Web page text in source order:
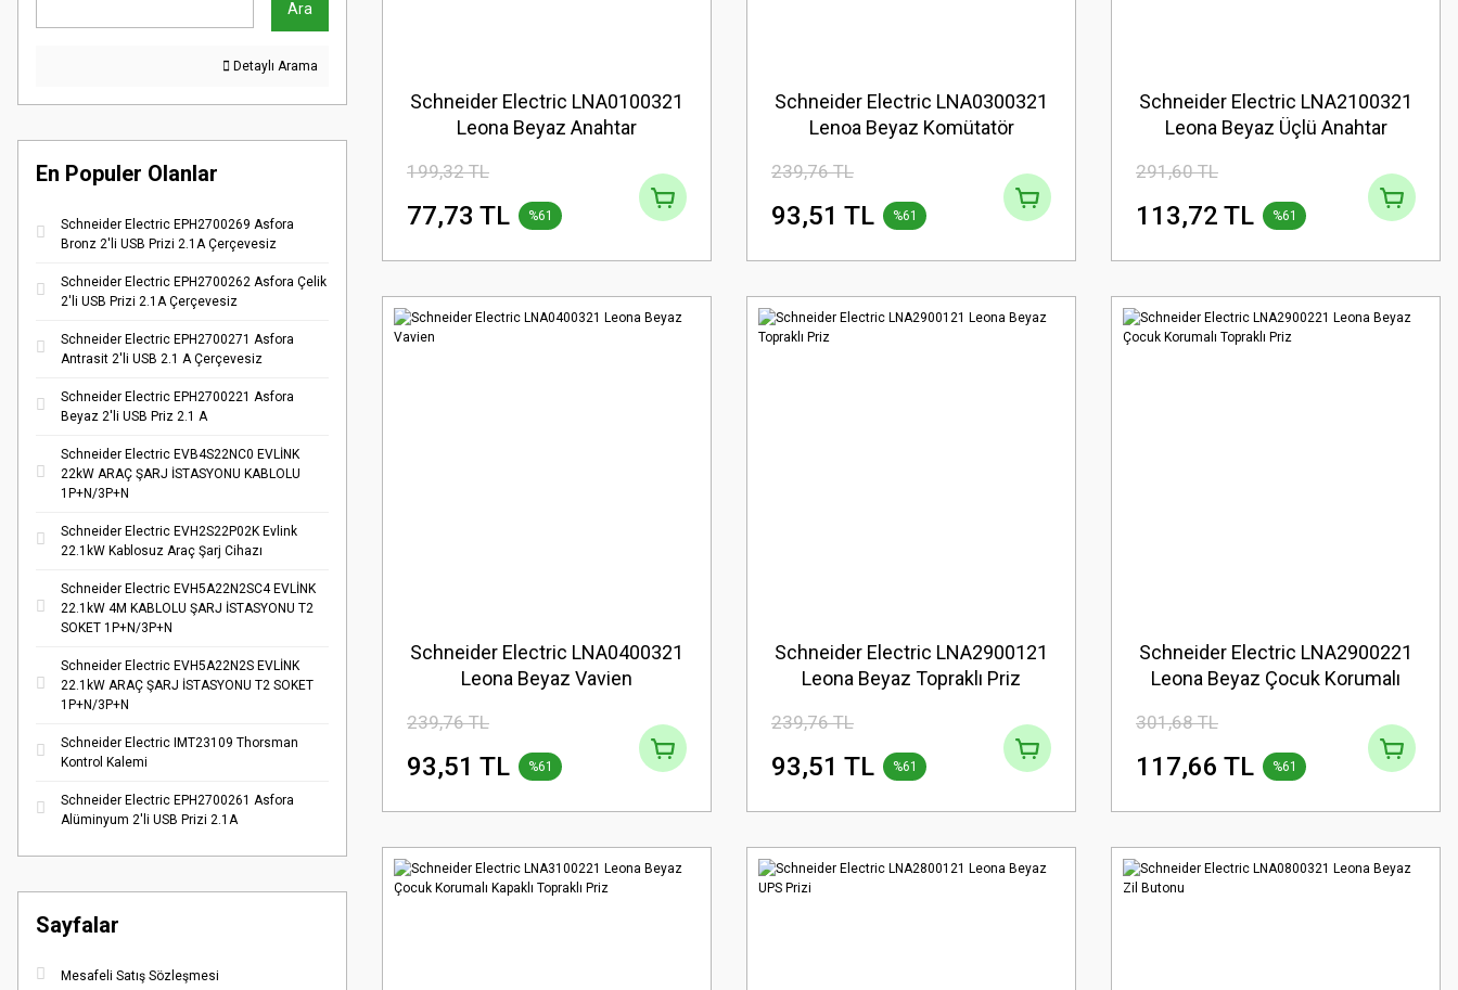
Ara
Detaylı Arama
En Populer Olanlar
Schneider Electric EPH2700269 Asfora
Bronz 2'li USB Prizi 2.1A Çerçevesiz
Schneider Electric EPH2700262 Asfora Çelik
2'li USB Prizi 2.1A Çerçevesiz
Schneider Electric EPH2700271 Asfora
Antrasit 2'li USB 2.1 A Çerçevesiz
Schneider Electric EPH2700221 Asfora
Beyaz 2'li USB Priz 2.1 A
Schneider Electric EVB4S22NC0 EVLİNK
22kW ARAÇ ŞARJ İSTASYONU KABLOLU
1P+N/3P+N
Schneider Electric EVH2S22P02K Evlink
22.1kW Kablosuz Araç Şarj Cihazı
Schneider Electric EVH5A22N2SC4 EVLİNK
22.1kW 4M KABLOLU ŞARJ İSTASYONU T2
SOKET 1P+N/3P+N
Schneider Electric EVH5A22N2S EVLİNK
22.1kW ARAÇ ŞARJ İSTASYONU T2 SOKET
1P+N/3P+N
Schneider Electric IMT23109 Thorsman
Kontrol Kalemi
Schneider Electric EPH2700261 Asfora
Alüminyum 2'li USB Prizi 2.1A
Sayfalar
Mesafeli Satış Sözleşmesi
Schneider Electric LNA0100321
Leona Beyaz Anahtar
199,32 TL
77,73 TL %61
Schneider Electric LNA0300321
Lenoa Beyaz Komütatör
239,76 TL
93,51 TL %61
Schneider Electric LNA2100321
Leona Beyaz Üçlü Anahtar
291,60 TL
113,72 TL %61
Schneider Electric LNA0400321
Leona Beyaz Vavien
239,76 TL
93,51 TL %61
Schneider Electric LNA2900121
Leona Beyaz Topraklı Priz
239,76 TL
93,51 TL %61
Schneider Electric LNA2900221
Leona Beyaz Çocuk Korumalı
301,68 TL
117,66 TL %61